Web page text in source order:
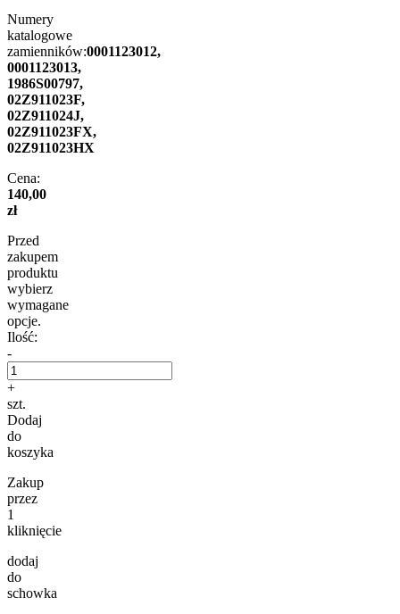
Numery
katalogowe
zamienników:0001123012,
0001123013,
1986S00797,
02Z911023F,
02Z911024J,
02Z911023FX,
02Z911023HX
Cena:
140,00
zł
Przed
zakupem
produktu
wybierz
wymagane
opcje.
Ilość:
-
+
szt.
Dodaj
do
koszyka
Zakup
przez
1
kliknięcie
dodaj
do
schowka